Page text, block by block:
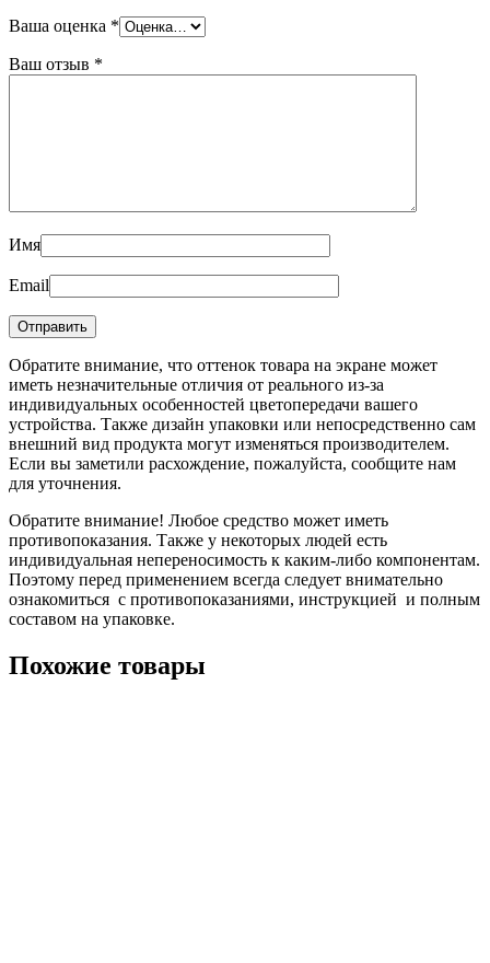
Ваша оценка *
Ваш отзыв *
Имя
Email
Обратите внимание, что оттенок товара на экране может
иметь незначительные отличия от реального из-за
индивидуальных особенностей цветопередачи вашего
устройства. Также дизайн упаковки или непосредственно сам
внешний вид продукта могут изменяться производителем.
Если вы заметили расхождение, пожалуйста, сообщите нам
для уточнения.
Обратите внимание! Любое средство может иметь
противопоказания. Также у некоторых людей есть
индивидуальная непереносимость к каким-либо компонентам.
Поэтому перед применением всегда следует внимательно
ознакомиться с противопоказаниями, инструкцией и полным
составом на упаковке.
Похожие товары